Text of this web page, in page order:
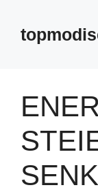
springen